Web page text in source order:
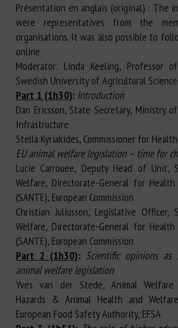
Présentation en anglais (original) : The
were representatives from the
organisations. It was also possible to
online
Moderator: Linda Keeling, Professor
Swedish University of Agricultural
Part 1 (1h30): Introduction
Dan Ericsson, State Secretary, Ministry
Infrastructure
Stella Kyriakides, Commissioner for
EU animal welfare legislation – time for
Lucie Carrouee, Deputy Head of Unit,
Welfare, Directorate-General for
(SANTE), European Commission
Christian Juliusson, Legislative Officer,
Welfare, Directorate-General for
(SANTE), European Commission
Part 2 (1h30): Scientific opinions
animal welfare legislation
Yves van der Stede, Animal Welfare
Hazards & Animal Health and
European Food Safety Authority, EFSA